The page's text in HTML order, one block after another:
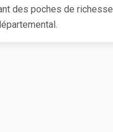
des poches de